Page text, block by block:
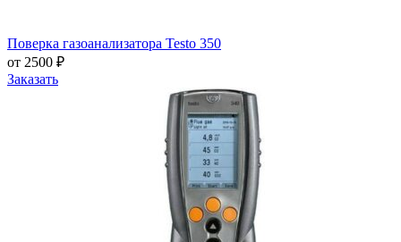
Поверка газоанализатора Testo 350
от 2500 ₽
Заказать